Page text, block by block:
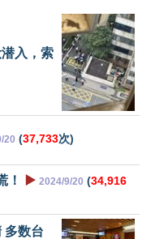
入，索
20 (37,733次)
！ ▶️ 2024/9/20 (34,916
多数台